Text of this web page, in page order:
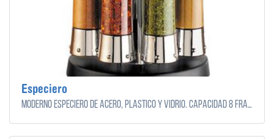
Especiero
Moderno especiero de acero, plástico y vidrio. Capacidad 8 frascos.